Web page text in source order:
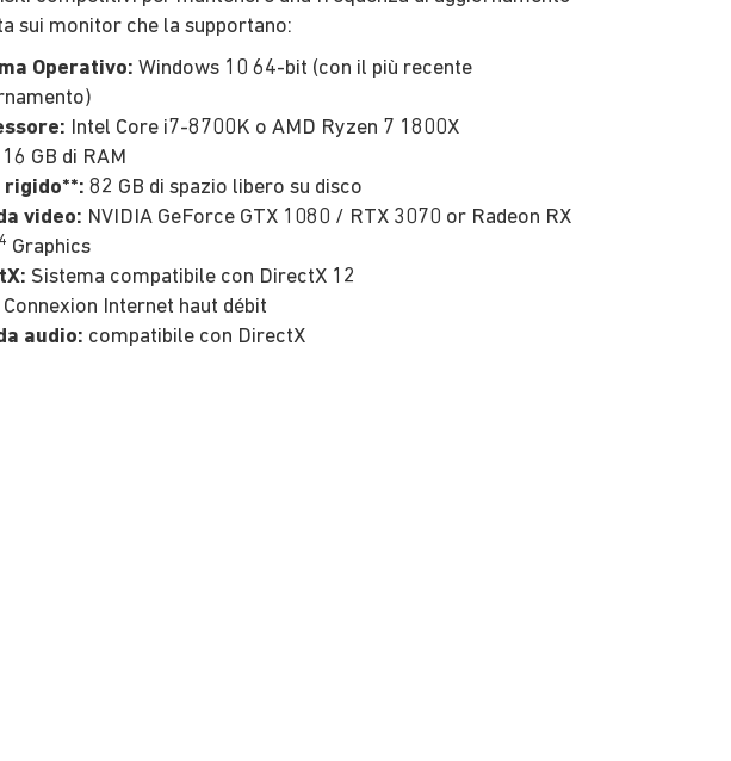
sui monitor che la supportano:
Operativo: Windows 10 64-bit (con il più recente
Intel Core i7-8700K o AMD Ryzen 7 1800X
16 GB di RAM
rigido**: 82 GB di spazio libero su disco
video: NVIDIA GeForce GTX 1080 / RTX 3070 or Radeon RX
Graphics
Sistema compatibile con DirectX 12
Connexion Internet haut débit
audio: compatibile con DirectX